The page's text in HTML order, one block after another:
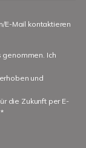
E-Mail kontaktieren
genommen. Ich
und
die Zukunft per E-